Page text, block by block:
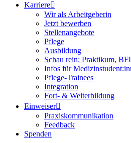
Karriere
Wir als Arbeitgeberin
Jetzt bewerben
Stellenangebote
Pflege
Ausbildung
Schau rein: Praktikum,
Infos für
Pflege-Trainees
Integration
Fort- & Weiterbildung
Einweiser
Praxiskommunikation
Feedback
Spenden